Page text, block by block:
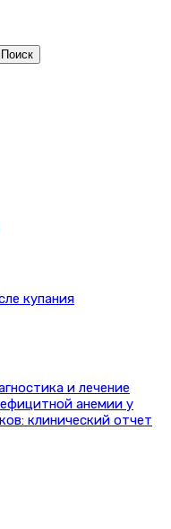
купания
и лечение
анемии у
клинический отчет